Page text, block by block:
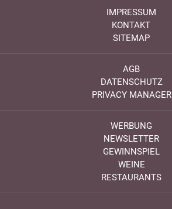
IMPRESSUM
KONTAKT
SITEMAP
AGB
DATENSCHUTZ
PRIVACY MANAGER
WERBUNG
NEWSLETTER
GEWINNSPIEL
WEINE
RESTAURANTS